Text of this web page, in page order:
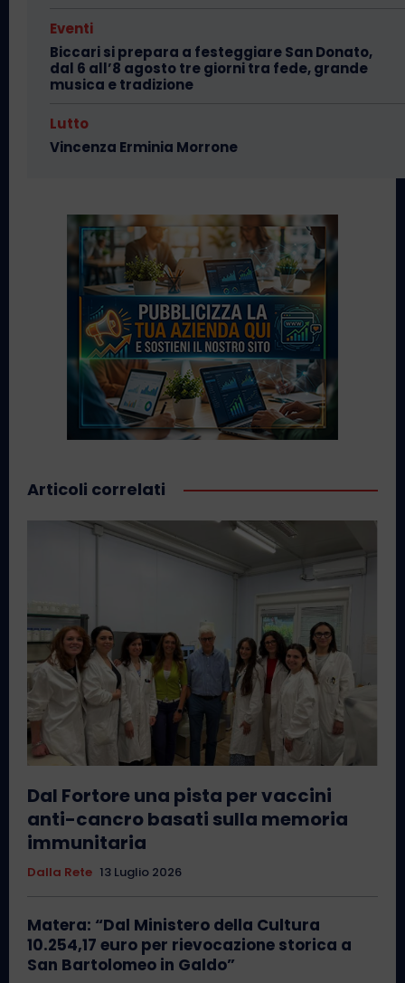
Eventi
Biccari si prepara a festeggiare San Donato,
dal 6 all’8 agosto tre giorni tra fede, grande
musica e tradizione
Lutto
Vincenza Erminia Morrone
Articoli correlati
Dal Fortore una pista per vaccini
anti-cancro basati sulla memoria
immunitaria
Dalla Rete 13 Luglio 2026
Matera: “Dal Ministero della Cultura
10.254,17 euro per rievocazione storica a
San Bartolomeo in Galdo”